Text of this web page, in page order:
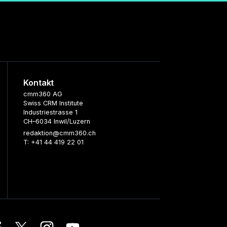
Kontakt
cmm360 AG
Swiss CRM Institute
Industriestrasse 1
CH–6034 Inwil/Luzern
redaktion@cmm360.ch
T: +41 44 419 22 01